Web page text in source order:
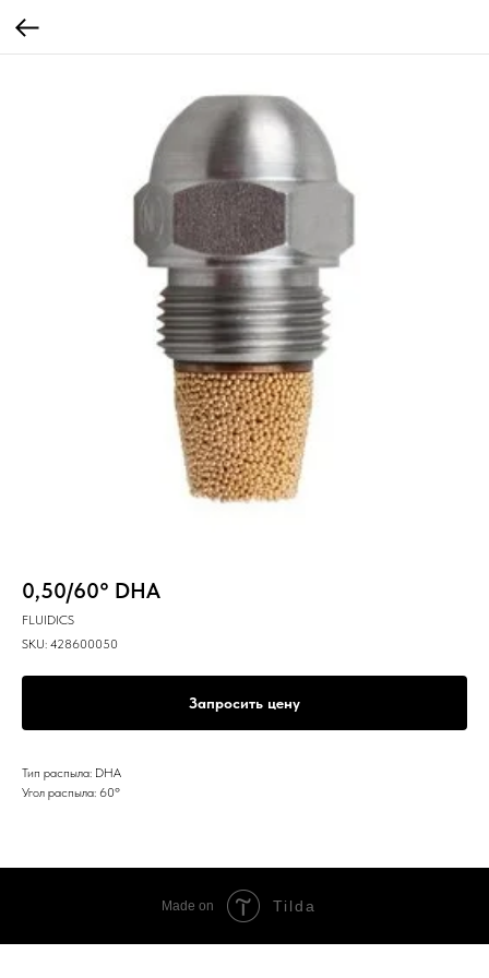
0,50/60° DHA
FLUIDICS
SKU: 428600050
Запросить цену
Тип распыла: DHA
Угол распыла: 60º
Made on Tilda